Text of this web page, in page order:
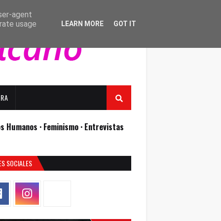
Humanos · Feminismo · Entrevistas
SOCIALES
agent
usage
LEARN MORE GOT IT